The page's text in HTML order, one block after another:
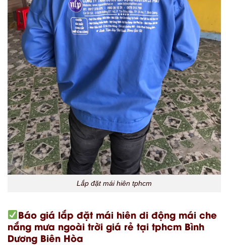
Lắp đặt mái hiên tphcm
Báo giá lắp đặt mái hiên di động mái che
nắng mưa ngoài trời giá rẻ tại tphcm Bình
Dương Biên Hòa